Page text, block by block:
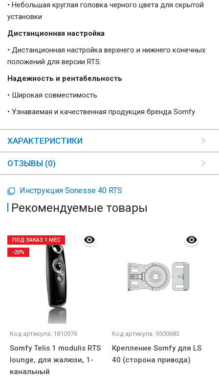
• Небольшая круглая головка черного цвета для скрытой
установки
Дистанционная настройка
• Дистанционная настройка верхнего и нижнего конечных
положений для версии RTS.
Надежность и рентабельность
• Широкая совместимость
• Узнаваемая и качественная продукция бренда Somfy
ХАРАКТЕРИСТИКИ
ОТЗЫВЫ (0)
Инструкция Sonesse 40 RTS
Рекомендуемые товары
Код артикула: 1810976
Somfy Telis 1 modulis RTS
lounge, для жалюзи, 1-
канальный
ПОД ЗАКАЗ 1 МЕС
-20%
Код артикула: 9500683
Крепление Somfy для LS
40 (сторона привода)